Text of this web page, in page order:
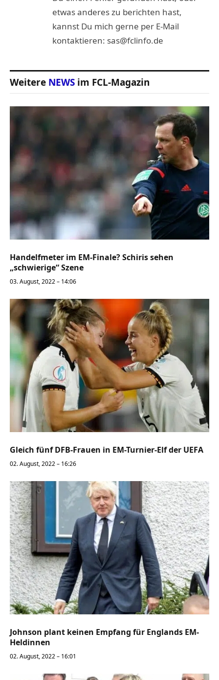
etwas anderes zu berichten hast,
kannst Du mich gerne per E-Mail
kontaktieren: sas@fclinfo.de
Weitere NEWS im FCL-Magazin
Handelfmeter im EM-Finale? Schiris sehen
„schwierige“ Szene
03. August, 2022 – 14:06
Gleich fünf DFB-Frauen in EM-Turnier-Elf der UEFA
02. August, 2022 – 16:26
Johnson plant keinen Empfang für Englands EM-
Heldinnen
02. August, 2022 – 16:01